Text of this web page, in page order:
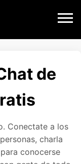
de
Conectate a los
charla
conocerse